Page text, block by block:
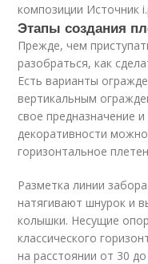
композиции Источник
Этапы создания
Прежде, чем
разобраться, как
Есть варианты
вертикальным
свое предназначение
декоративности
горизонтальное
Разметка линии
натягивают шнурок и
колышки. Несущие
классического
на расстоянии от 30